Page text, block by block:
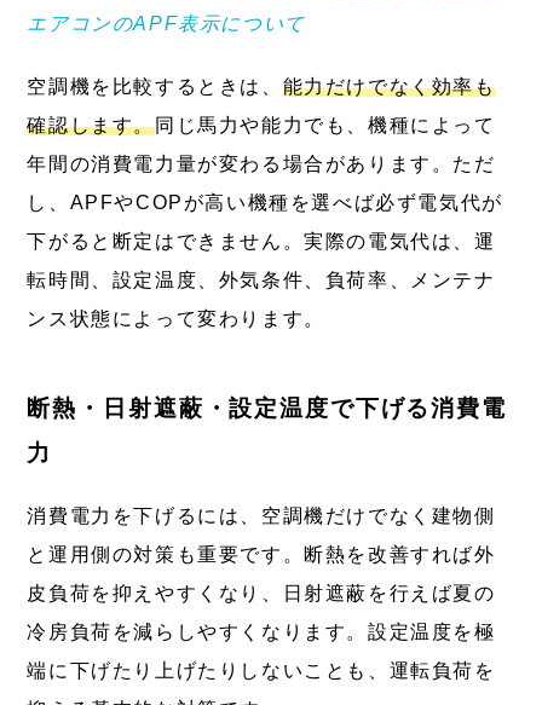
エアコンのAPF表示について
空調機を比較するときは、 能力だけでなく効率も
確認します。同じ馬力や能力でも、機種によって
年間の消費電力量が変わる場合があります。ただ
し、APFやCOPが高い機種を選べば必ず電気代が
下がると断定はできません。実際の電気代は、運
転時間、設定温度、外気条件、負荷率、メンテナ
ンス状態によって変わります。
断熱・日射遮蔽・設定温度で下げる消費電
力
消費電力を下げるには、空調機だけでなく建物側
と運用側の対策も重要です。断熱を改善すれば外
皮負荷を抑えやすくなり、日射遮蔽を行えば夏の
冷房負荷を減らしやすくなります。設定温度を極
端に下げたり上げたりしないことも、運転負荷を